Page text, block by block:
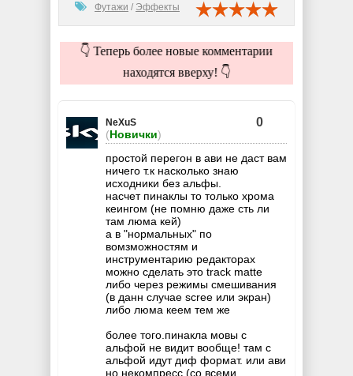
Футажи / Эффекты
👇 Теперь более новые комментарии
находятся вверху! 👇
NeXuS
(Новички)
0
простой перегон в ави не даст вам
ничего т.к насколько знаю
исходники без альфы.
насчет пинаклы то только хрома
кеингом (не помню даже сть ли
там люма кей)
а в "нормальных" по
вомзможностям и
инструментарию редакторах
можно сделать это track matte
либо через режимы смешивания
(в данн случае scree или экран)
либо люма кеем тем же
более того.пинакла мовы с
альфой не видит вообще! там с
альфой идут диф формат. или ави
но некомпресс (со всеми